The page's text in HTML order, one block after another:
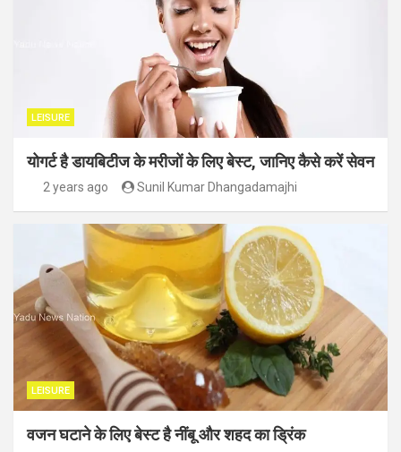
LEISURE
योगर्ट है डायबिटीज के मरीजों के लिए बेस्ट, जानिए कैसे करें सेवन
2 years ago Sunil Kumar Dhangadamajhi
LEISURE
वजन घटाने के लिए बेस्ट है नींबू और शहद का ड्रिंक